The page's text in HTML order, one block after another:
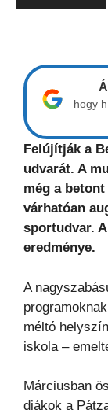
hogy
Felújítják a
udvarát. A
még a
várhatóan
sportudvar.
eredménye.
A
méltó
iskola –
Márciusban
diákok a